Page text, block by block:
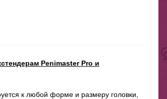
Penimaster Pro и
к любой форме и размеру головки,